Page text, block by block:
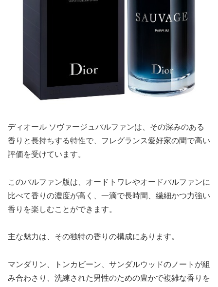
ディオール ソヴァージュパルファンは、その深みのある
香りと長持ちする特性で、フレグランス愛好家の間で高い
評価を受けています。
このパルファン版は、オードトワレやオードパルファンに
比べて香りの濃度が高く、一滴で長時間、繊細かつ力強い
香りを楽しむことができます。
主な魅力は、その独特の香りの構成にあります。
マンダリン、トンカビーン、サンダルウッドのノートが組
み合わさり、洗練された男性のための豊かで複雑な香りを